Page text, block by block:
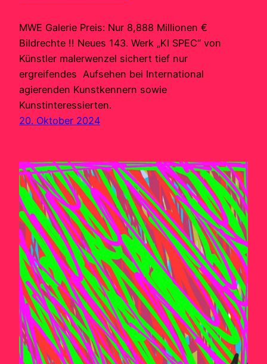
MWE Galerie Preis: Nur 8,888 Millionen €
Bildrechte !! Neues 143. Werk „KI SPEC“ von
Künstler malerwenzel sichert tief nur
ergreifendes Aufsehen bei International
agierenden Kunstkennern sowie
Kunstinteressierten.
20. Oktober 2024